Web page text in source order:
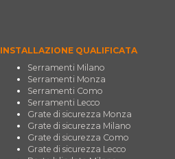
INSTALLAZIONE QUALIFICATA
Serramenti Milano
Serramenti Monza
Serramenti Como
Serramenti Lecco
Grate di sicurezza Monza
Grate di sicurezza Milano
Grate di sicurezza Como
Grate di sicurezza Lecco